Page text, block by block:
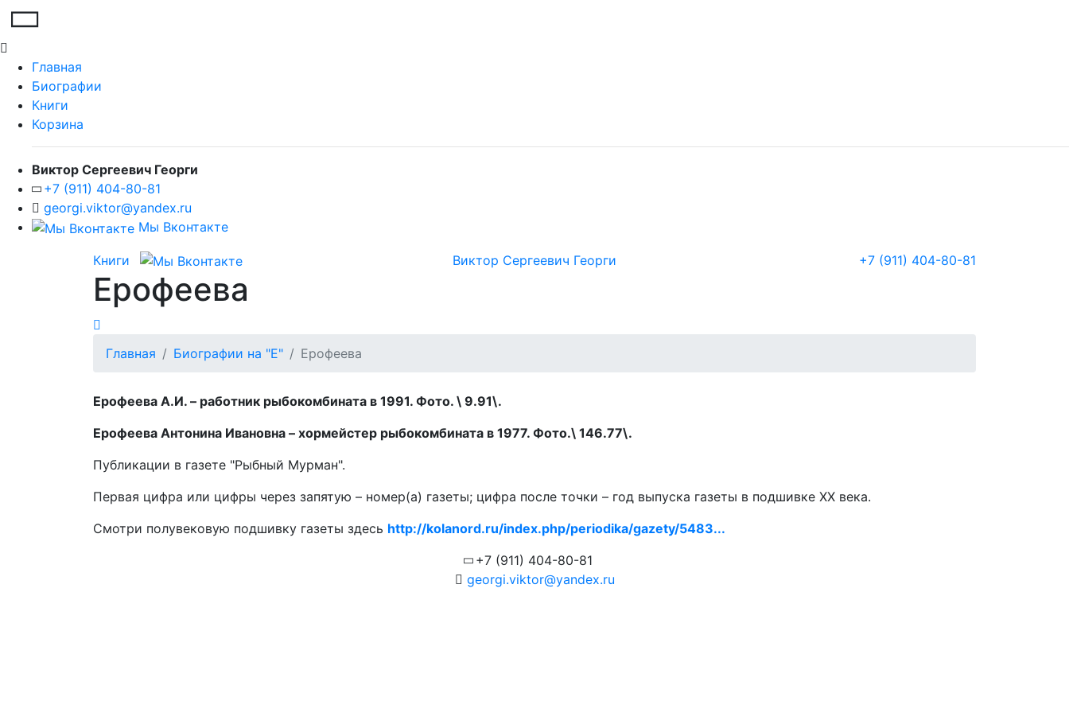
Главная
Биографии
Книги
Корзина
Виктор Сергеевич Георги
+7 (911) 404-80-81
georgi.viktor@yandex.ru
Мы Вконтакте
Книги Виктор Сергеевич Георги +7 (911) 404-80-81
Ерофеева
Главная Биографии на "Е" Ерофеева
Ерофеева А.И. – работник рыбокомбината в 1991. Фото. \ 9.91\.
Ерофеева Антонина Ивановна – хормейстер рыбокомбината в 1977. Фото.\ 146.77\.
Публикации в газете "Рыбный Мурман".
Первая цифра или цифры через запятую – номер(а) газеты; цифра после точки – год выпуска газеты в подшивке ХХ века.
Смотри полувековую подшивку газеты здесь http://kolanord.ru/index.php/periodika/gazety/5483...
+7 (911) 404-80-81
georgi.viktor@yandex.ru